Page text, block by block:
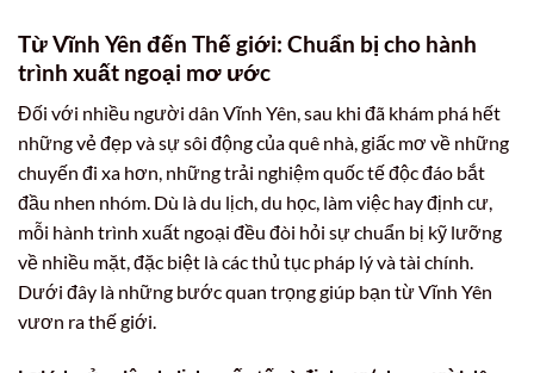
Từ Vĩnh Yên đến Thế giới: Chuẩn bị cho hành
trình xuất ngoại mơ ước
Đối với nhiều người dân Vĩnh Yên, sau khi đã khám phá hết
những vẻ đẹp và sự sôi động của quê nhà, giấc mơ về những
chuyến đi xa hơn, những trải nghiệm quốc tế độc đáo bắt
đầu nhen nhóm. Dù là du lịch, du học, làm việc hay định cư,
mỗi hành trình xuất ngoại đều đòi hỏi sự chuẩn bị kỹ lưỡng
về nhiều mặt, đặc biệt là các thủ tục pháp lý và tài chính.
Dưới đây là những bước quan trọng giúp bạn từ Vĩnh Yên
vươn ra thế giới.